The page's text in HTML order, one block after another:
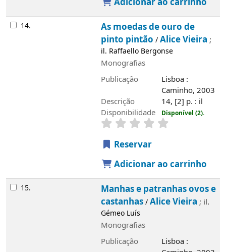
14.
As moedas de ouro de
pinto pintão /Alice Vieira ;
il. Raffaello Bergonse
Monografias
Publicação
Lisboa :
Caminho, 2003
Descrição
14, [2] p. : il
Disponibilidade
Disponível (2).
Reservar
Adicionar ao carrinho
15.
Manhas e patranhas ovos e
castanhas/Alice Vieira ; il.
Gémeo Luís
Monografias
Publicação
Lisboa :